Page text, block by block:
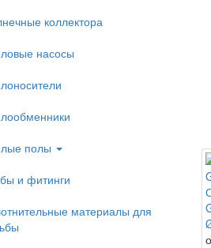
коллектора
насосы
полы
и фитинги
материалы для